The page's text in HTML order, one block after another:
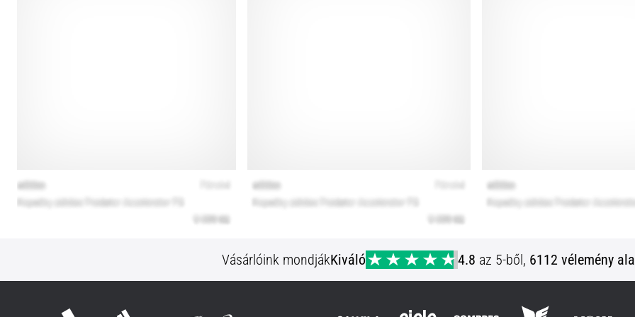
Vásárlóink mondjákKiváló 4.8 az 5-ből, 6112 vélemény